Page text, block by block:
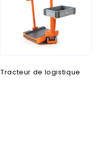
Tracteur de logistique